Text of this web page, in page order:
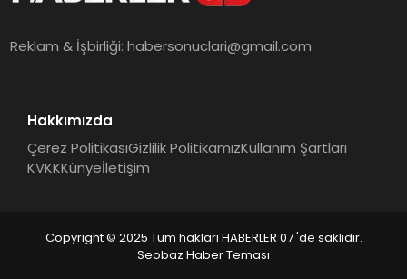
Reklam & İşbirliği:habersonuclari@gmail.com
Hakkımızda
Çerez PolitikasıGizlilik PolitikamızKullanım Şartları
KVKKKünyeİletişim
Copyright © 2025 Tüm hakları HABERLER 07 'de saklıdır.
Seobaz Haber Teması